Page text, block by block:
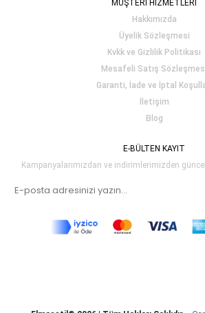
MÜŞTERİ HİZMETLERİ
Hakkımızda
Üyelik Sözleşmesi
Kvkk ve Gizlilik Politikası
Mesafeli Satış
Garanti, İade ve İptal
İletişim
Blog
E-BÜLTEN KAYIT
Kampanyalarımızdan ve indirimlerimizden